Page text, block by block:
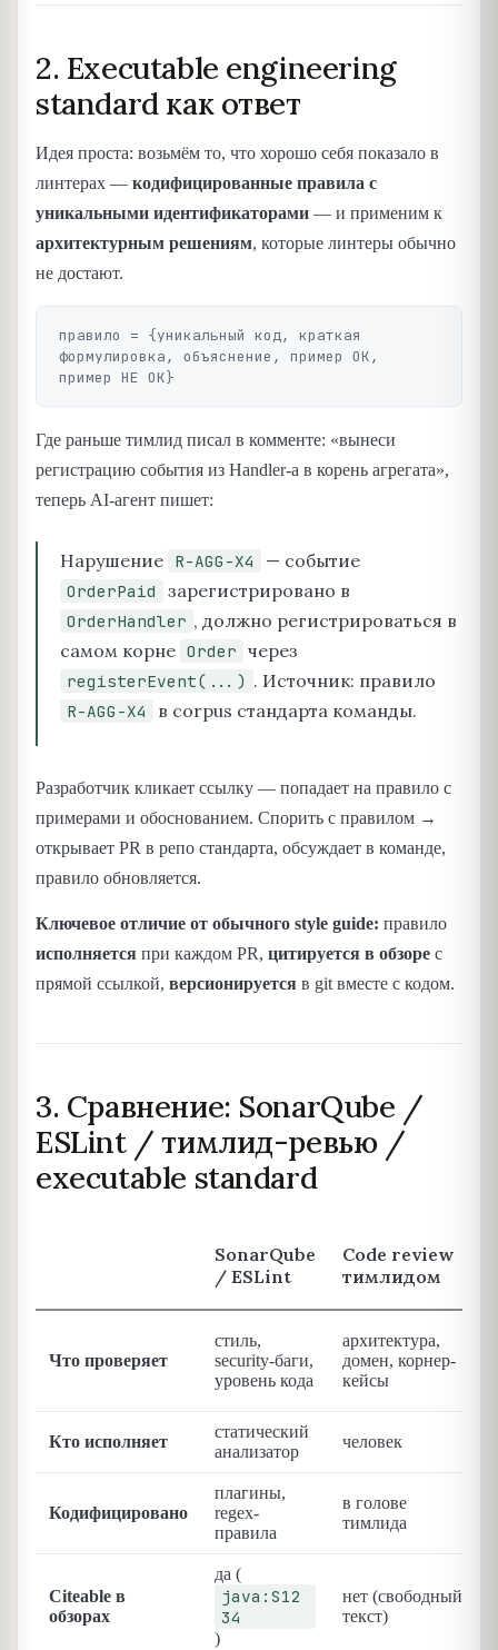
2. Executable engineering
standard как ответ
Идея проста: возьмём то, что хорошо себя показало в
линтерах — кодифицированные правила с
уникальными идентификаторами — и применим к
архитектурным решениям, которые линтеры обычно
не достают.
правило = {уникальный код, краткая
формулировка, объяснение, пример ОК,
Где раньше тимлид писал в комменте: «вынеси
регистрацию события из Handler-а в корень агрегата»,
теперь AI-агент пишет:
Нарушение R-AGG-X4 — событие
OrderPaid зарегистрировано в
OrderHandler , должно регистрироваться в
самом корне Order через
registerEvent(...) . Источник: правило
R-AGG-X4 в corpus стандарта команды.
Разработчик кликает ссылку — попадает на правило с
примерами и обоснованием. Спорить с правилом →
открывает PR в репо стандарта, обсуждает в команде,
правило обновляется.
Ключевое отличие от обычного style guide: правило
исполняется при каждом PR, цитируется в обзоре с
прямой ссылкой, версионируется в git вместе с кодом.
3. Сравнение: SonarQube /
ESLint / тимлид-ревью /
executable standard
SonarQube
/ ESLint
Code review
тимлидом
Что проверяет
стиль,
security-баги,
уровень кода
архитектура,
домен, корнер-
кейсы
Кто исполняет
статический
анализатор
человек
Кодифицировано
плагины,
regex-
правила
в голове
тимлида
Citeable в
обзорах
да (
java:S12
34
)
нет (свободный
текст)